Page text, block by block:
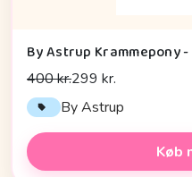
By Astrup Krammepony
400 kr.299 kr.
By Astrup
Køb